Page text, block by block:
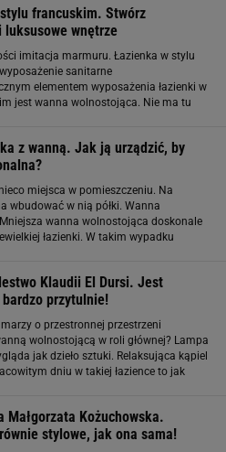
francuskim. Stwórz
wnętrze
imitacja marmuru. Łazienka w stylu
sanitarne
elementem wyposażenia łazienki w
jest wanna wolnostojąca. Nie ma tu
z wanną. Jak ją urządzić, by
miejsca w pomieszczeniu. Na
wbudować w nią półki. Wanna
wanna wolnostojąca doskonale
łazienki. W takim wypadku
Klaudii El Dursi. Jest
przytulnie!
o przestronnej przestrzeni
wolnostojącą w roli głównej? Lampa
jak dzieło sztuki. Relaksująca kąpiel
dniu w takiej łazience to jak
Małgorzata Kożuchowska.
stylowe, jak ona sama!